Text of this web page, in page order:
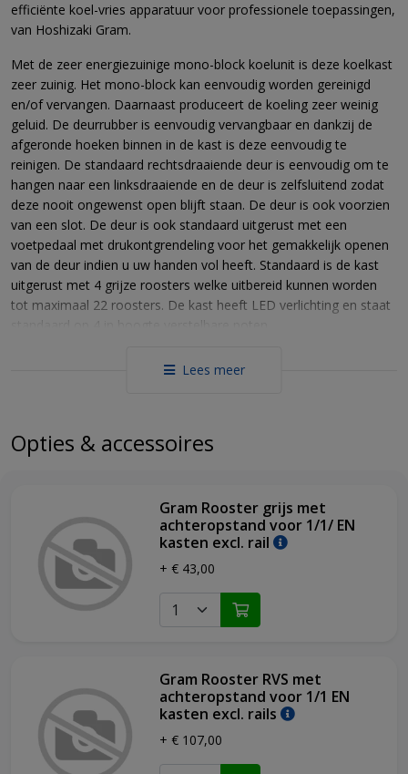
efficiënte koel-vries apparatuur voor professionele toepassingen,
van Hoshizaki Gram.
Met de zeer energiezuinige mono-block koelunit is deze koelkast
zeer zuinig. Het mono-block kan eenvoudig worden gereinigd
en/of vervangen. Daarnaast produceert de koeling zeer weinig
geluid. De deurrubber is eenvoudig vervangbaar en dankzij de
afgeronde hoeken binnen in de kast is deze eenvoudig te
reinigen. De standaard rechtsdraaiende deur is eenvoudig om te
hangen naar een linksdraaiende en de deur is zelfsluitend zodat
deze nooit ongewenst open blijft staan. De deur is ook voorzien
van een slot. De deur is ook standaard uitgerust met een
voetpedaal met drukontgrendeling voor het gemakkelijk openen
van de deur indien u uw handen vol heeft. Standaard is de kast
uitgerust met 4 grijze roosters welke uitbereid kunnen worden
tot maximaal 22 roosters. De kast heeft LED verlichting en staat
Ecodesign) valt de PREMIER 60 in de energieklasse A volgens de
De Ecodesign test methode meet 24 uur het energieverbruik en
perioden van 12 uur ieder. De eerste periode bestaat uit
achtereenvolgende deuropeningen, terwijl de tweede een
stabilisatieperiode betreft met gesloten deur.
Belangrijkste eigenschappen:
Eenvoudig vervangbaar deurrubber
Rechtsdraaiende omkeerbare deur
Automatisch sluiten van de deur
Voetpedaal met drukontgrendeling
4 grijze roosters (400 x 600mm)
Lees meer
Opties & accessoires
Gram Rooster grijs met
achteropstand voor 1/1/ EN
kasten excl. rail
+ € 43,00
Gram Rooster RVS met
achteropstand voor 1/1 EN
kasten excl. rails
+ € 107,00